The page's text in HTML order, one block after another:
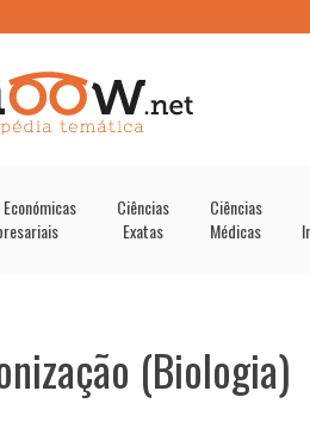
Ciências
Exatas
Ciências
Médicas
(Biologia)